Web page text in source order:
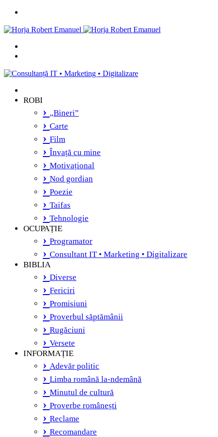
găsi...
ROBI
„Bineri”
Carte
Film
Învață cu mine
Motivațional
Nod gordian
Poezie
Taifas
Tehnologie
OCUPAȚIE
Programator
Consultant IT • Marketing • Digitalizare
BIBLIA
Diverse
Fericiri
Promisiuni
Proverbul săptămânii
Rugăciuni
Versete
INFORMAȚIE
Adevăr politic
Limba română la-ndemână
Minutul de cultură
Proverbe românești
Reclame
Recomandare